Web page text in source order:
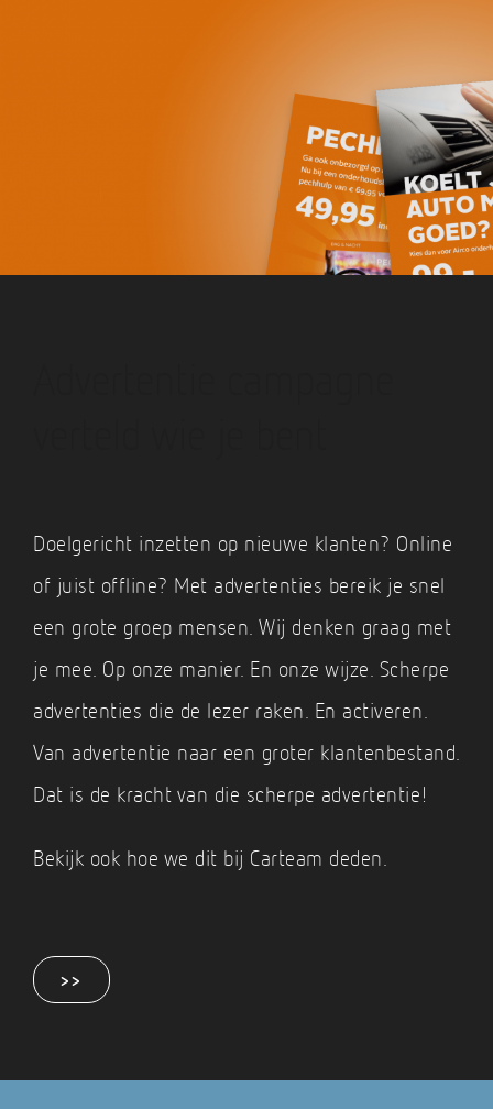
Doelgericht inzetten op nieuwe klanten? Online
of juist offline? Met advertenties bereik je snel
een grote groep mensen. Wij denken graag met
je mee. Op onze manier. En onze wijze. Scherpe
advertenties die de lezer raken. En activeren.
Van advertentie naar een groter klantenbestand.
Dat is de kracht van die scherpe advertentie!
Bekijk ook hoe we dit bij Carteam deden.
>>